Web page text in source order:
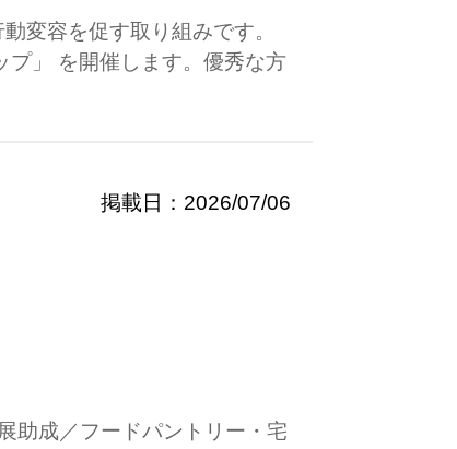
変容を促す取り組みです。
プ」 を開催します。優秀な方
掲載日：2026/07/06
助成／フードパントリー・宅